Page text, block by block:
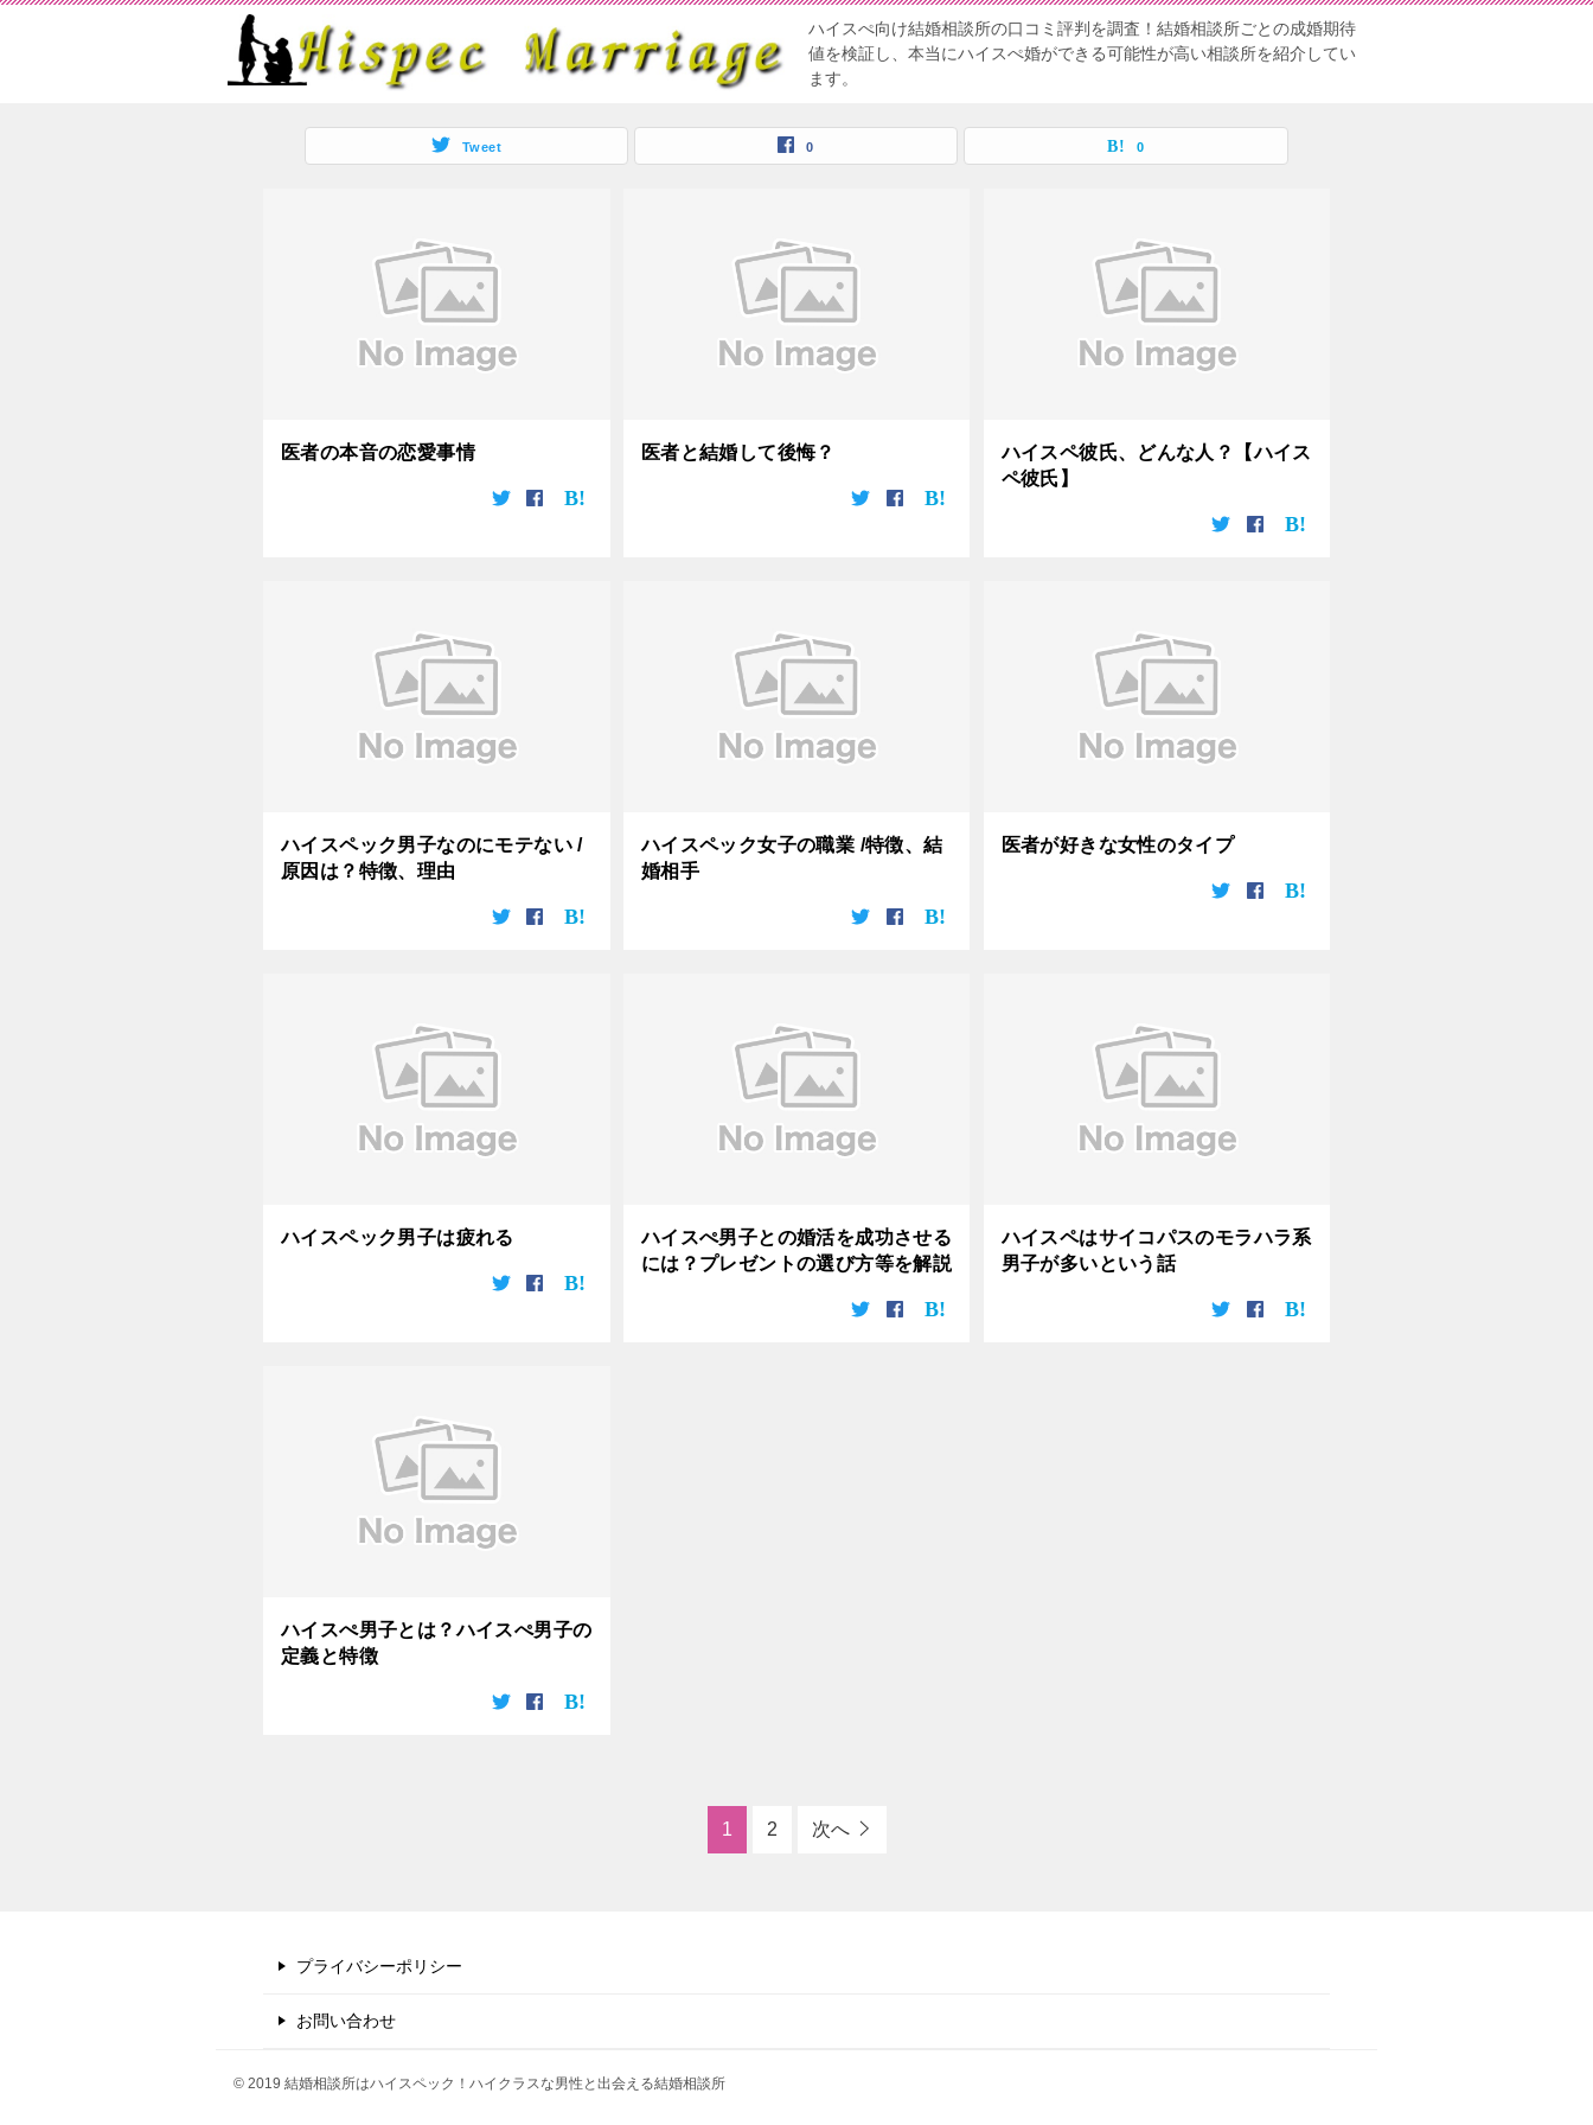
ハイスぺ向け結婚相談所の口コミ評判を調査！結婚相談所ごとの成婚期待
値を検証し、本当にハイスぺ婚ができる可能性が高い相談所を紹介してい
ます。
Tweet 0 0
医者の本音の恋愛事情 医者と結婚して後悔？
ハイスペ彼氏、どんな人？【ハイス
ペ彼氏】
ハイスペック男子なのにモテない /
原因は？特徴、理由
ハイスペック女子の職業 /特徴、結
婚相手
医者が好きな女性のタイプ
ハイスペック男子は疲れる
ハイスぺ男子との婚活を成功させる
には？プレゼントの選び方等を解説
ハイスペはサイコパスのモラハラ系
男子が多いという話
ハイスぺ男子とは？ハイスぺ男子の
定義と特徴
1 2 次へ
プライバシーポリシー
お問い合わせ
© 2019 結婚相談所はハイスペック！ハイクラスな男性と出会える結婚相談所